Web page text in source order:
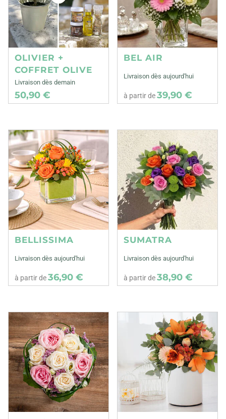
OLIVIER +
COFFRET OLIVE
Livraison dès demain
50,90 €
BEL AIR
Livraison dès aujourd'hui
à partir de39,90 €
BELLISSIMA
Livraison dès aujourd'hui
à partir de36,90 €
SUMATRA
Livraison dès aujourd'hui
à partir de38,90 €